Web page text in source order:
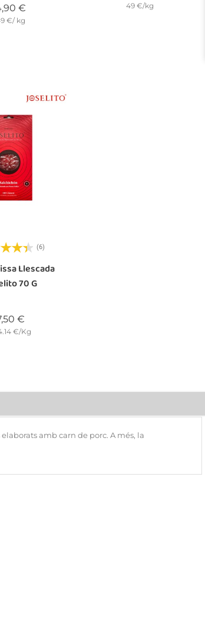
€
€/ kg
49 €/kg
(6)
Llescada
70 G
€
€/Kg
amb carn de porc. A més, la